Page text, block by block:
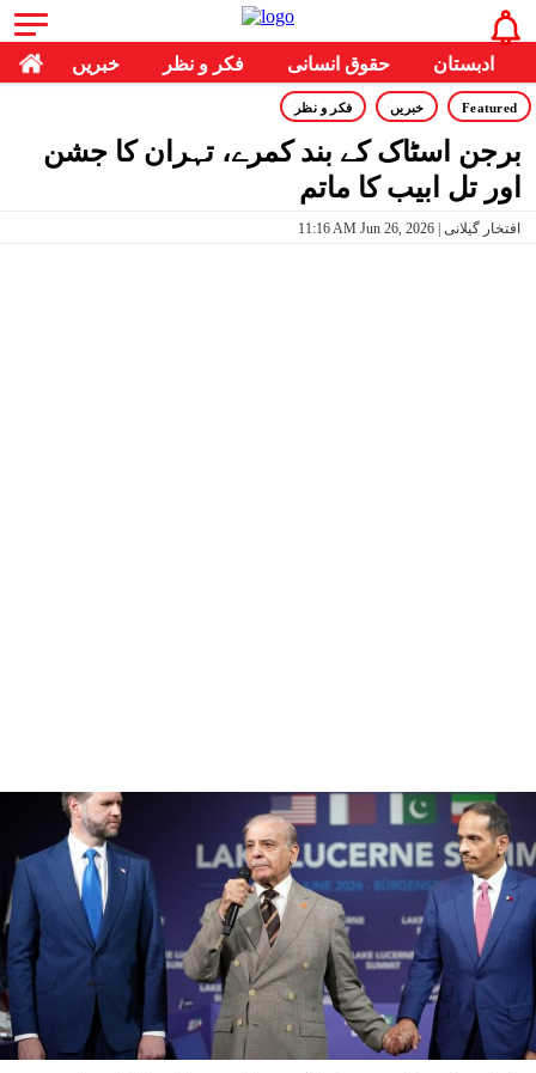
خبریں فکر و نظر حقوق انسانی ادبستان
Featured خبریں فکر و نظر
برجن اسٹاک کے بند کمرے، تہران کا جشن
اور تل ابیب کا ماتم
11:16 AM Jun 26, 2026 | افتخار گیلانی